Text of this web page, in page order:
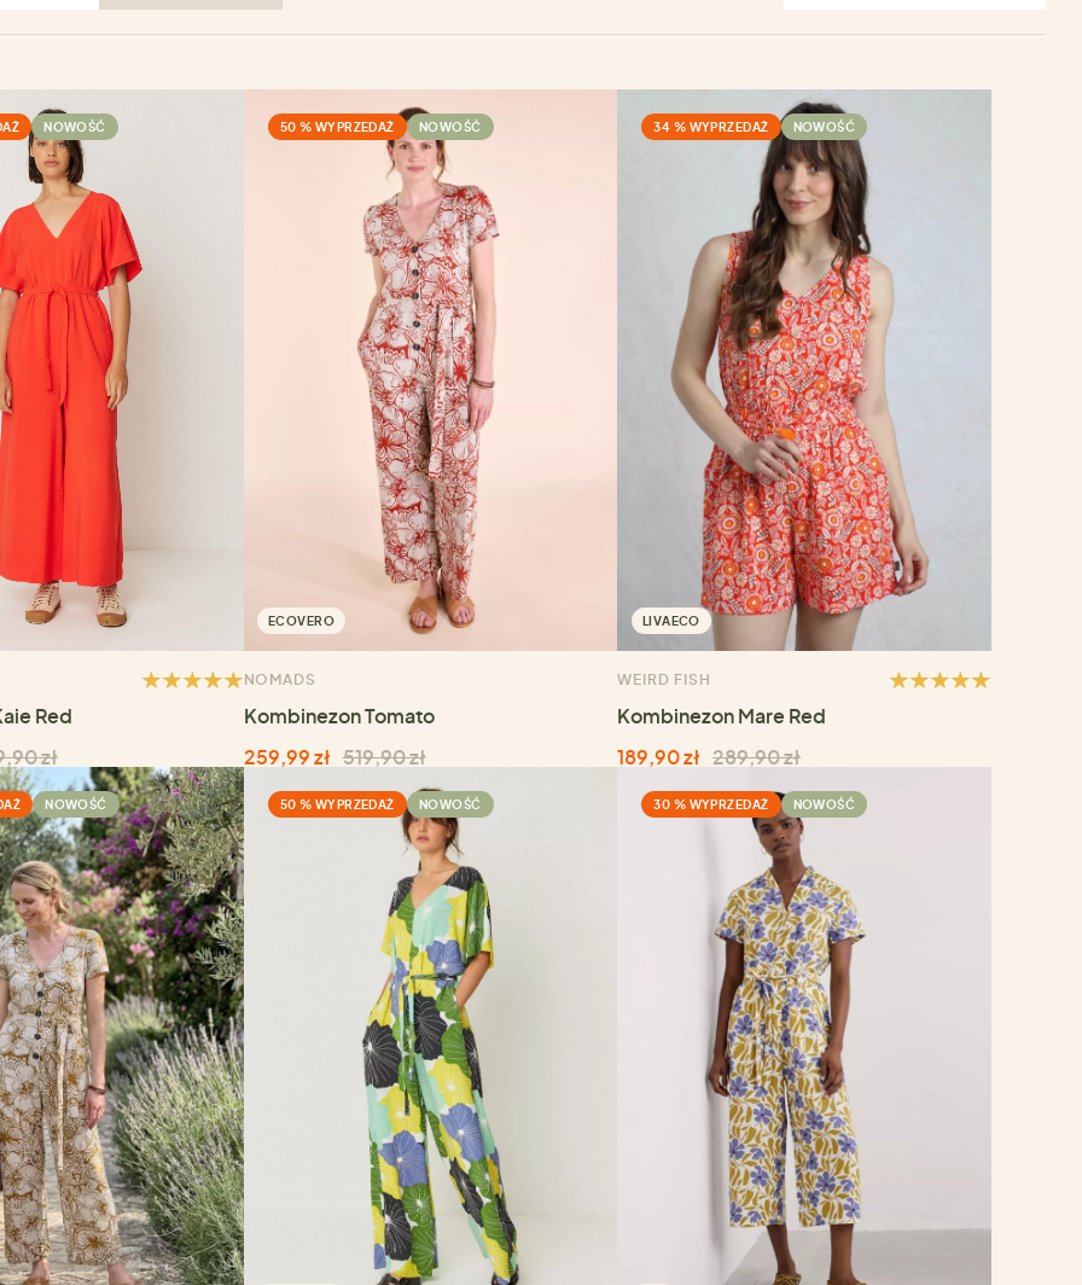
NOWOŚĆ
Red
zł
50 % WYPRZEDAŻ NOWOŚĆ
ECOVERO
NOMADS
Kombinezon Tomato
259,99 zł 519,90 zł
34 % WYPRZEDAŻ NOWOŚĆ
LIVAECO
WEIRD FISH
Kombinezon Mare Red
189,90 zł 289,90 zł
NOWOŚĆ 50 % WYPRZEDAŻ NOWOŚĆ 30 % WYPRZEDAŻ NOWOŚĆ